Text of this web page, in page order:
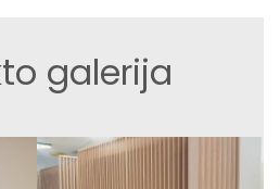
galerija